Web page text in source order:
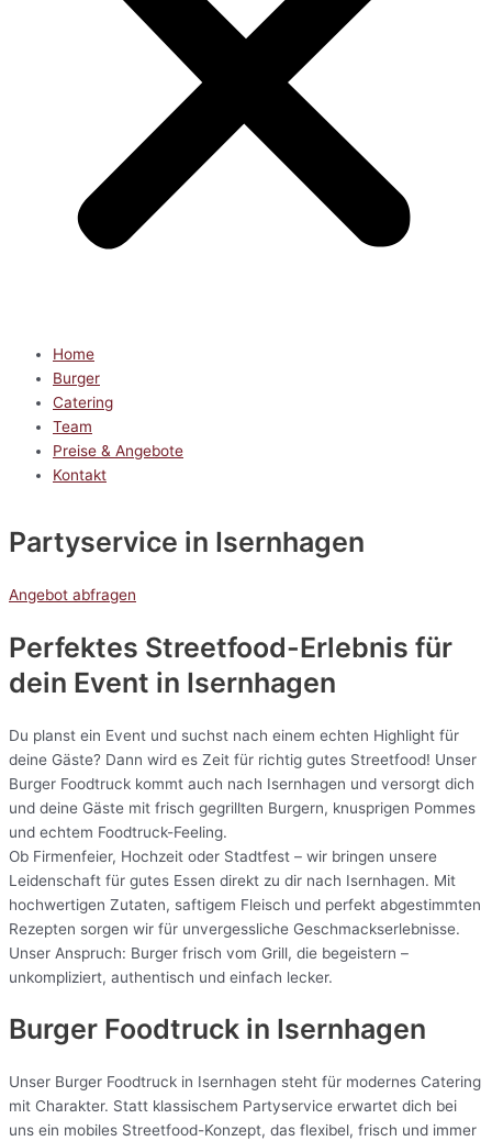
Home
Burger
Catering
Team
Preise & Angebote
Kontakt
Partyservice in Isernhagen
Angebot abfragen
Perfektes Streetfood-Erlebnis für
dein Event in Isernhagen
Du planst ein Event und suchst nach einem echten Highlight für
deine Gäste? Dann wird es Zeit für richtig gutes Streetfood! Unser
Burger Foodtruck kommt auch nach Isernhagen und versorgt dich
und deine Gäste mit frisch gegrillten Burgern, knusprigen Pommes
und echtem Foodtruck-Feeling.
Ob Firmenfeier, Hochzeit oder Stadtfest – wir bringen unsere
Leidenschaft für gutes Essen direkt zu dir nach Isernhagen. Mit
hochwertigen Zutaten, saftigem Fleisch und perfekt abgestimmten
Rezepten sorgen wir für unvergessliche Geschmackserlebnisse.
Unser Anspruch: Burger frisch vom Grill, die begeistern –
unkompliziert, authentisch und einfach lecker.
Burger Foodtruck in Isernhagen
Unser Burger Foodtruck in Isernhagen steht für modernes Catering
mit Charakter. Statt klassischem Partyservice erwartet dich bei
uns ein mobiles Streetfood-Konzept, das flexibel, frisch und immer